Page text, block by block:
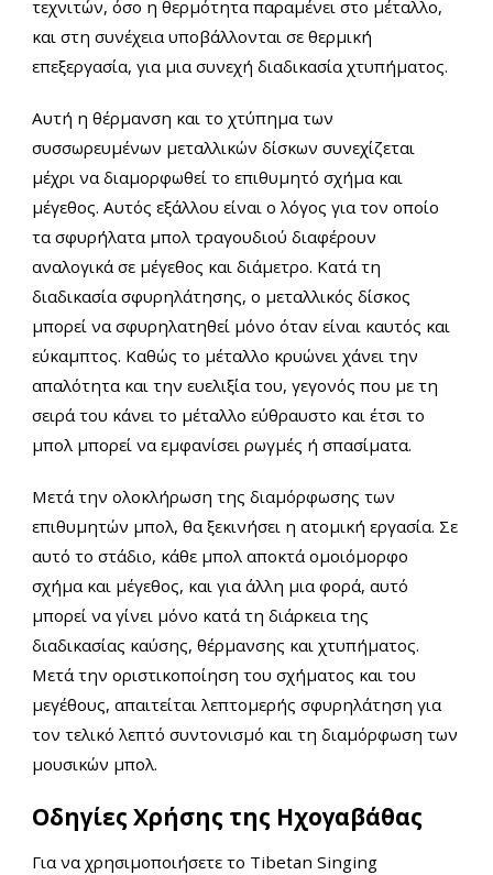
τεχνιτών, όσο η θερμότητα παραμένει στο μέταλλο,
και στη συνέχεια υποβάλλονται σε θερμική
επεξεργασία, για μια συνεχή διαδικασία χτυπήματος.
Αυτή η θέρμανση και το χτύπημα των
συσσωρευμένων μεταλλικών δίσκων συνεχίζεται
μέχρι να διαμορφωθεί το επιθυμητό σχήμα και
μέγεθος. Αυτός εξάλλου είναι ο λόγος για τον οποίο
τα σφυρήλατα μπολ τραγουδιού διαφέρουν
αναλογικά σε μέγεθος και διάμετρο. Κατά τη
διαδικασία σφυρηλάτησης, ο μεταλλικός δίσκος
μπορεί να σφυρηλατηθεί μόνο όταν είναι καυτός και
εύκαμπτος. Καθώς το μέταλλο κρυώνει χάνει την
απαλότητα και την ευελιξία του, γεγονός που με τη
σειρά του κάνει το μέταλλο εύθραυστο και έτσι το
μπολ μπορεί να εμφανίσει ρωγμές ή σπασίματα.
Μετά την ολοκλήρωση της διαμόρφωσης των
επιθυμητών μπολ, θα ξεκινήσει η ατομική εργασία. Σε
αυτό το στάδιο, κάθε μπολ αποκτά ομοιόμορφο
σχήμα και μέγεθος, και για άλλη μια φορά, αυτό
μπορεί να γίνει μόνο κατά τη διάρκεια της
διαδικασίας καύσης, θέρμανσης και χτυπήματος.
Μετά την οριστικοποίηση του σχήματος και του
μεγέθους, απαιτείται λεπτομερής σφυρηλάτηση για
τον τελικό λεπτό συντονισμό και τη διαμόρφωση των
μουσικών μπολ.
Οδηγίες Χρήσης της Ηχογαβάθας
Για να χρησιμοποιήσετε το Tibetan Singing